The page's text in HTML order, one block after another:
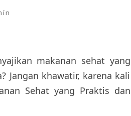
makanan sehat yang
Jangan khawatir, karena kali
Sehat yang Praktis dan